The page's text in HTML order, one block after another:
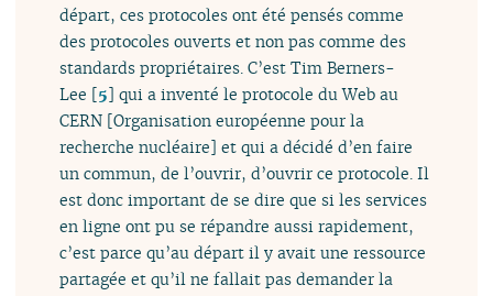
départ, ces protocoles ont été pensés comme
des protocoles ouverts et non pas comme des
standards propriétaires. C’est Tim Berners-
Lee [5] qui a inventé le protocole du Web au
CERN [Organisation européenne pour la
recherche nucléaire] et qui a décidé d’en faire
un commun, de l’ouvrir, d’ouvrir ce protocole. Il
est donc important de se dire que si les services
en ligne ont pu se répandre aussi rapidement,
c’est parce qu’au départ il y avait une ressource
partagée et qu’il ne fallait pas demander la